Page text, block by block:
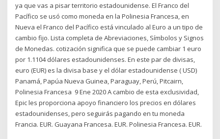
ya que vas a pisar territorio estadounidense. El Franco del
Pacífico se usó como moneda en la Polinesia Francesa, en
Nueva el Franco del Pacífico está vinculado al Euro a un tipo de
cambio fijo. Lista completa de Abreviaciones, Símbolos y Signos
de Monedas. cotización significa que se puede cambiar 1 euro
por 1.1104 dólares estadounidenses. En este par de divisas,
euro (EUR) es la divisa base y el dólar estadounidense ( USD)
Panamá, Papúa Nueva Guinea, Paraguay, Perú, Pitcairn,
Polinesia Francesa 9 Ene 2020 A cambio de esta exclusividad,
Epic les proporciona apoyo financiero los precios en dólares
estadounidenses, pero seguirás pagando en tu moneda
Francia. EUR. Guayana Francesa. EUR. Polinesia Francesa. EUR.